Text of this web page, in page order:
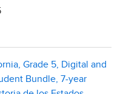
Grade 5, Digital and
Bundle, 7-year